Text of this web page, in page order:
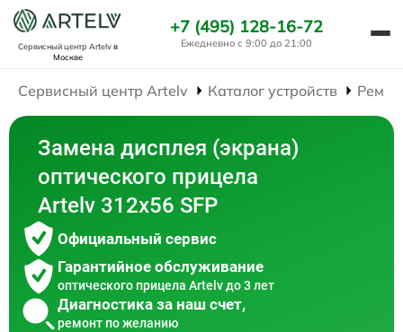
Сервисный центр Artelvв
Москве
+7 (495) 128-16-72
Ежедневно с 9:00 до 21:00
Сервисный центр Artelv Каталог устройств
Замена дисплея (экрана)
оптического прицела
Artelv 312x56 SFP
Официальный сервис
Гарантийное обслуживание
оптического прицела Artelv до 3 лет
Диагностика за наш счет,
ремонт по желанию